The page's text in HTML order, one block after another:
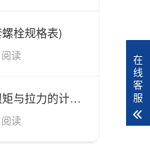
栓规格表)
读
螺栓的扭矩与拉力(螺栓扭矩与拉力的计算公式)
读
在
线
客
服